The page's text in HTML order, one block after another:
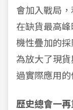
會加入戰局
在缺貨最高
機性疊加的
為放大了現
過實際應用的
歷史總會一再